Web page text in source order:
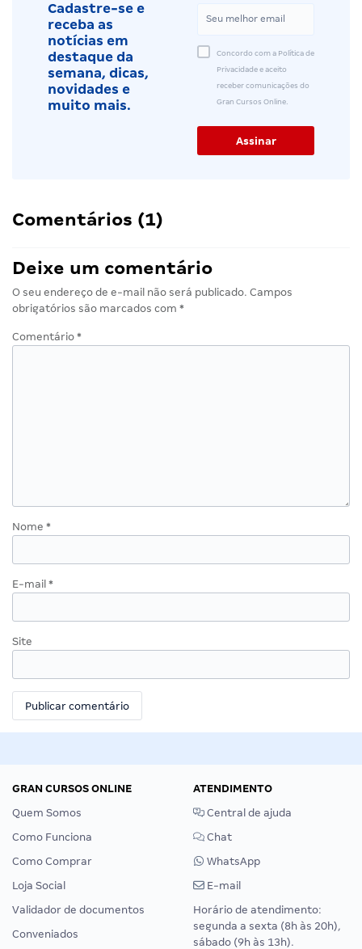
Cadastre-se e
receba as
notícias em
destaque da
semana, dicas,
novidades e
muito mais.
Concordo com a Política de
Privacidade e aceito
receber comunicações do
Gran Cursos Online.
Comentários (1)
Deixe um comentário
O seu endereço de e-mail não será publicado. Campos
obrigatórios são marcados com *
Comentário *
Nome *
E-mail *
Site
GRAN CURSOS ONLINE
Quem Somos
Como Funciona
Como Comprar
Loja Social
Validador de documentos
Conveniados
ATENDIMENTO
Central de ajuda
Chat
WhatsApp
E-mail
Horário de atendimento:
segunda a sexta (8h às 20h),
sábado (9h às 13h).